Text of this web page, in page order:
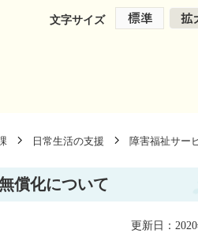
文字サイズ
日常生活の支援 障害福祉サー
償化について
更新日：